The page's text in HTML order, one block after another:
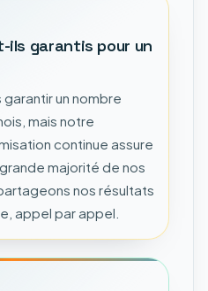
ils garantis pour un
un nombre
mais notre
continue assure
majorité de nos
nos résultats
appel par appel.